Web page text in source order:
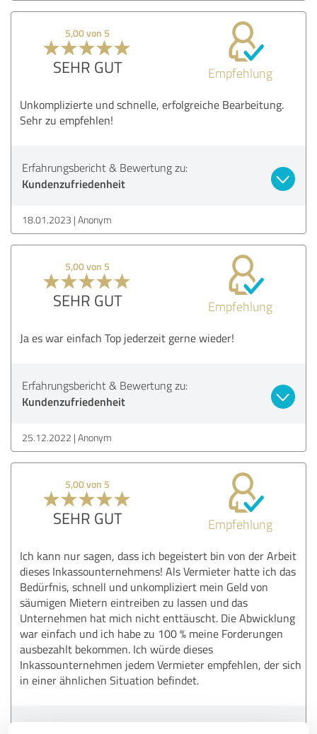
5,00 von 5
SEHR GUT Empfehlung
Unkomplizierte und schnelle, erfolgreiche Bearbeitung.
Sehr zu empfehlen!
Erfahrungsbericht & Bewertung zu:
Kundenzufriedenheit
18.01.2023 Anonym
5,00 von 5
SEHR GUT Empfehlung
Ja es war einfach Top jederzeit gerne wieder!
Erfahrungsbericht & Bewertung zu:
Kundenzufriedenheit
25.12.2022 Anonym
5,00 von 5
SEHR GUT Empfehlung
Ich kann nur sagen, dass ich begeistert bin von der Arbeit
dieses Inkassounternehmens! Als Vermieter hatte ich das
Bedürfnis, schnell und unkompliziert mein Geld von
säumigen Mietern eintreiben zu lassen und das
Unternehmen hat mich nicht enttäuscht. Die Abwicklung
war einfach und ich habe zu 100 % meine Forderungen
ausbezahlt bekommen. Ich würde dieses
Inkassounternehmen jedem Vermieter empfehlen, der sich
in einer ähnlichen Situation befindet.
Erfahrungsbericht & Bewertung zu: